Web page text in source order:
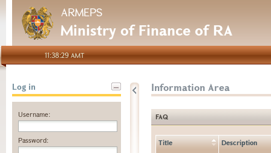
ARMEPS
Ministry of Finance of RA
11:38:29 AMT
Log in
Username:
Password:
Information Area
FAQ
Title Description